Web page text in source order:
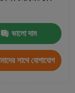
ভালো দাম
সাথে যোগাযোগ